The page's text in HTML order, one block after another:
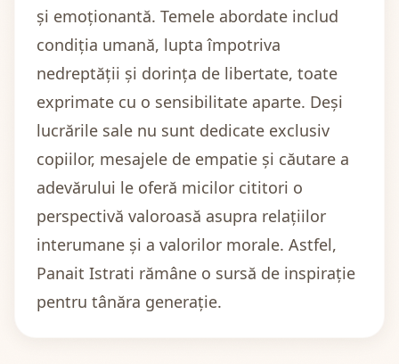
și emoționantă. Temele abordate includ
condiția umană, lupta împotriva
nedreptății și dorința de libertate, toate
exprimate cu o sensibilitate aparte. Deși
lucrările sale nu sunt dedicate exclusiv
copiilor, mesajele de empatie și căutare a
adevărului le oferă micilor cititori o
perspectivă valoroasă asupra relațiilor
interumane și a valorilor morale. Astfel,
Panait Istrati rămâne o sursă de inspirație
pentru tânăra generație.